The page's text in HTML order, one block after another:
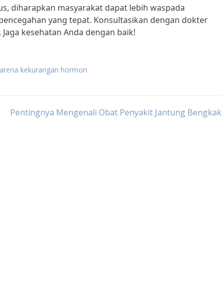
diharapkan masyarakat dapat lebih waspada
yang tepat. Konsultasikan dengan dokter
kesehatan Anda dengan baik!
kekurangan hormon
Pentingnya Mengenali Obat Penyakit Jantung Bengkak